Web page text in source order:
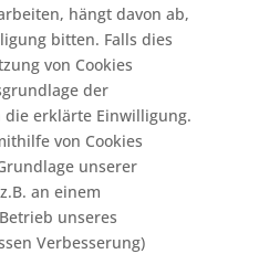
hängt davon ab,
bitten. Falls dies
von Cookies
der
erklärte Einwilligung.
von Cookies
unserer
an einem
unseres
Verbesserung)